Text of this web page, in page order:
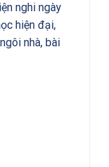
nghi ngày
hiện đại,
nhà, bài